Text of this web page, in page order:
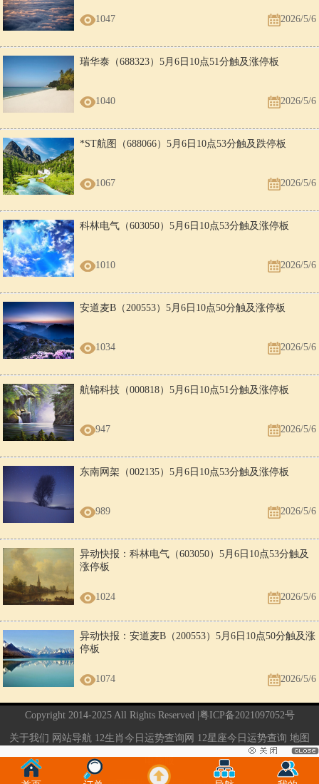
1047 2026/5/6
瑞华泰（688323）5月6日10点51分触及涨停板
1040 2026/5/6
*ST航图（688066）5月6日10点53分触及跌停板
1067 2026/5/6
科林电气（603050）5月6日10点53分触及涨停板
1010 2026/5/6
安道麦B（200553）5月6日10点50分触及涨停板
1034 2026/5/6
航锦科技（000818）5月6日10点51分触及涨停板
947 2026/5/6
东南网架（002135）5月6日10点53分触及涨停板
989 2026/5/6
异动快报：科林电气（603050）5月6日10点53分触及
涨停板
1024 2026/5/6
异动快报：安道麦B（200553）5月6日10点50分触及涨
停板
1074 2026/5/6
Copyright 2014-2025 All Rights Reserved | 粤ICP备2021097052号
关于我们 网站导航 12生肖今日运势查询网 12星座今日运势查询 地图